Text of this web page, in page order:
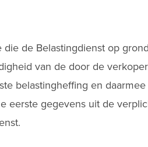
die de Belastingdienst op
van de door de
belastingheffing en
eerste gegevens uit de